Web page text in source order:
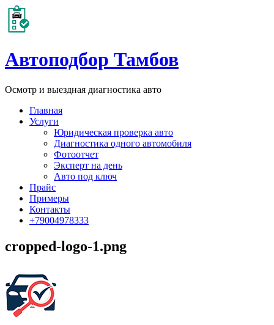
Автоподбор Тамбов
Осмотр и выездная диагностика авто
Главная
Услуги
Юридическая проверка авто
Диагностика одного автомобиля
Фотоотчет
Эксперт на день
Авто под ключ
Прайс
Примеры
Контакты
+79004978333
cropped-logo-1.png